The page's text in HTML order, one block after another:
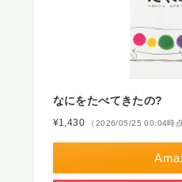
なにをたべてきたの?
¥1,430 （2026/05/25 00:04時